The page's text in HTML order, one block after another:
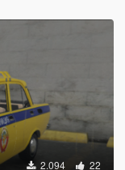
2.094 22